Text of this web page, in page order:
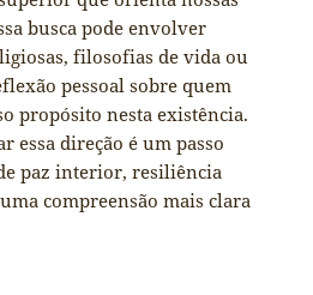
busca pode envolver
filosofias de vida ou
pessoal sobre quem
propósito nesta existência.
essa direção é um passo
paz interior, resiliência
compreensão mais clara